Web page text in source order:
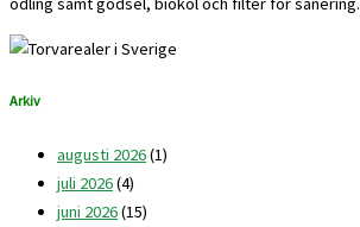
Arkiv
augusti 2026(1)
juli 2026(4)
juni 2026(15)